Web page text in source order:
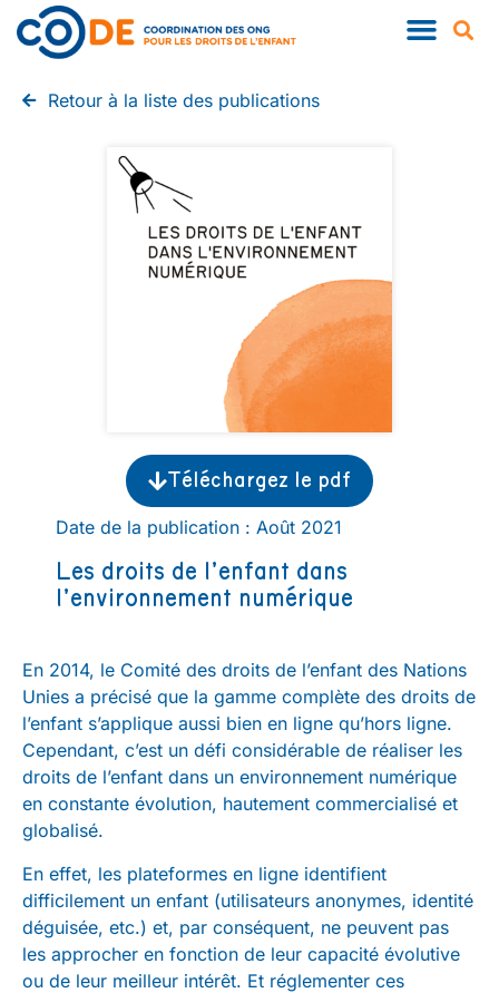
Retour à la liste des publications
Téléchargez le pdf
Date de la publication : Août 2021
Les droits de l’enfant dans
l’environnement numérique
En 2014, le Comité des droits de l’enfant des Nations
Unies a précisé que la gamme complète des droits de
l’enfant s’applique aussi bien en ligne qu’hors ligne.
Cependant, c’est un défi considérable de réaliser les
droits de l’enfant dans un environnement numérique
en constante évolution, hautement commercialisé et
globalisé.
En effet, les plateformes en ligne identifient
difficilement un enfant (utilisateurs anonymes, identité
déguisée, etc.) et, par conséquent, ne peuvent pas
les approcher en fonction de leur capacité évolutive
ou de leur meilleur intérêt. Et réglementer ces